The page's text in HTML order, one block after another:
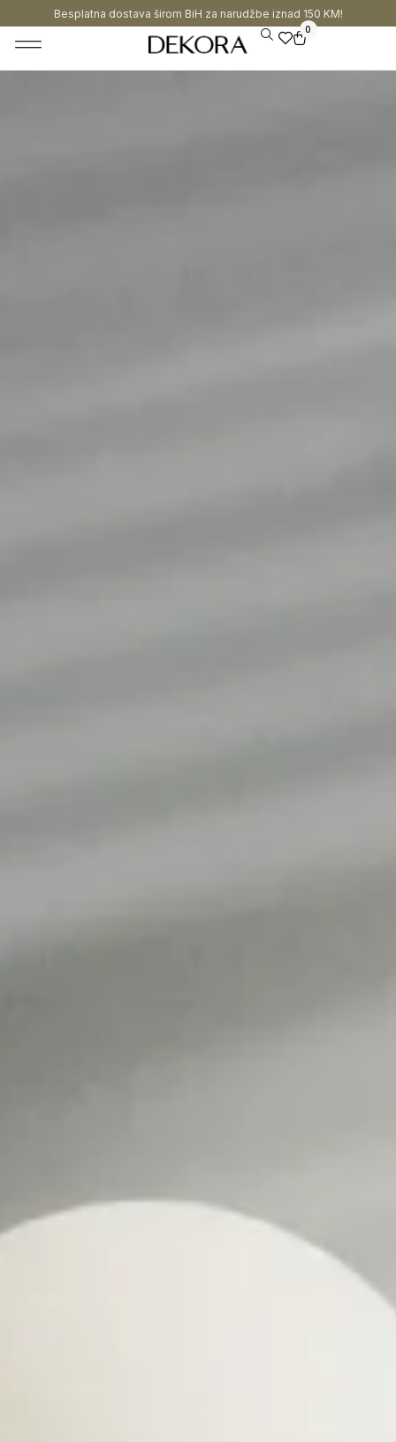
Besplatna dostava širom BiH za narudžbe iznad 150 KM!
0